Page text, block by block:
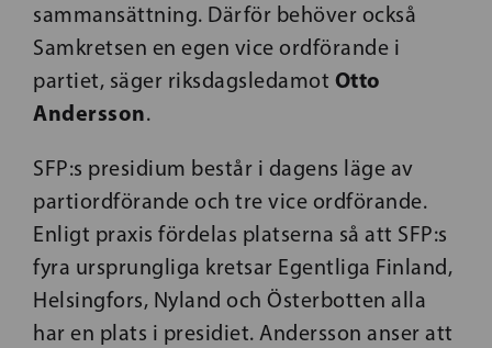
sammansättning. Därför behöver också
Samkretsen en egen vice ordförande i
partiet, säger riksdagsledamot Otto
Andersson.
SFP:s presidium består i dagens läge av
partiordförande och tre vice ordförande.
Enligt praxis fördelas platserna så att SFP:s
fyra ursprungliga kretsar Egentliga Finland,
Helsingfors, Nyland och Österbotten alla
har en plats i presidiet. Andersson anser att